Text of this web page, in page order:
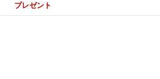
プレゼント